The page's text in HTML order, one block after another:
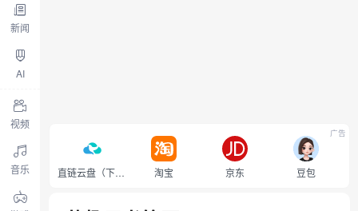
新闻
AI
视频
音乐 直链云盘（下载不限速） 淘宝 京东 豆包
广告